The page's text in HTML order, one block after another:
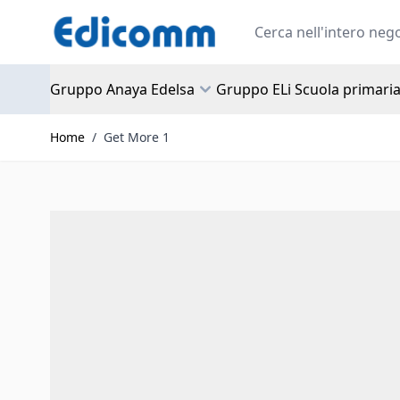
Search
Gruppo Anaya Edelsa Gruppo ELi Scuola primaria
Home / Get More 1